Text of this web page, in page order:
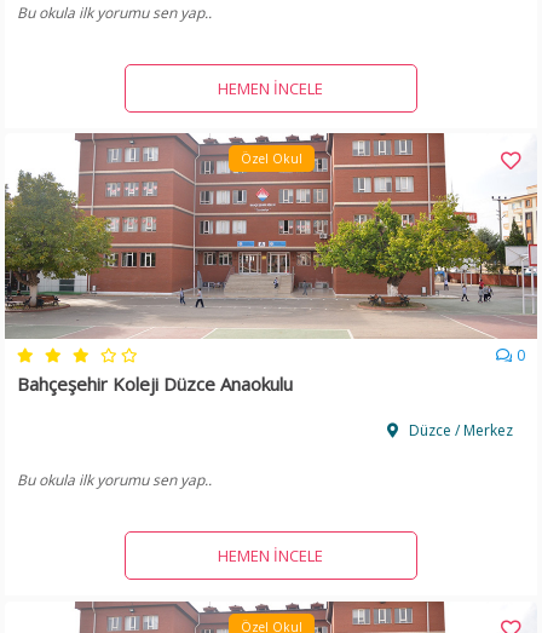
Bu okula ilk yorumu sen yap..
HEMEN İNCELE
Özel Okul
0
Bahçeşehir Koleji Düzce Anaokulu
Düzce / Merkez
Bu okula ilk yorumu sen yap..
HEMEN İNCELE
Özel Okul